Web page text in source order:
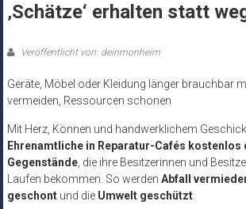
‚Schätze‘ erhalten statt
Veröffentlicht von: deinmonheim
Geräte, Möbel oder Kleidung länger brauchbar
vermeiden, Ressourcen schonen
Mit Herz, Können und handwerklichem Geschick
Ehrenamtliche in Reparatur-Cafés kostenlos
Gegenstände, die ihre Besitzerinnen und
Laufen bekommen. So werden Abfall
geschontund die Umwelt geschützt.